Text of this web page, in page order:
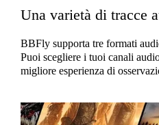
Una varietà di tracce
BBFly supporta tre formati
Puoi scegliere i tuoi canali
migliore esperienza di